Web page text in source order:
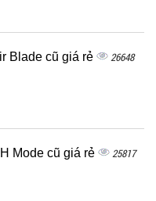
Blade cũ giá rẻ 26648
Mode cũ giá rẻ 25817